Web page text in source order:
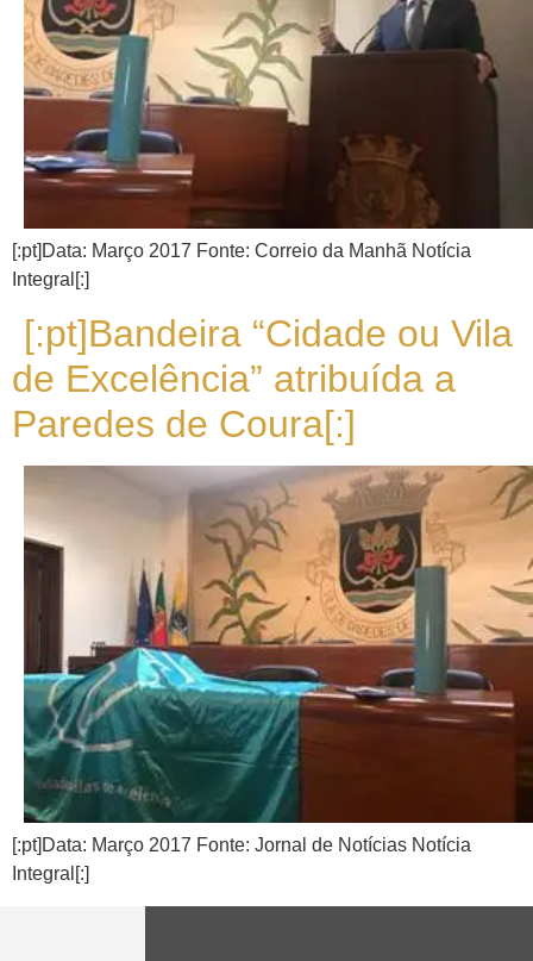
[:pt]Data: Março 2017 Fonte: Correio da Manhã Notícia
Integral[:]
[:pt]Bandeira “Cidade ou Vila
de Excelência” atribuída a
Paredes de Coura[:]
[:pt]Data: Março 2017 Fonte: Jornal de Notícias Notícia
Integral[:]